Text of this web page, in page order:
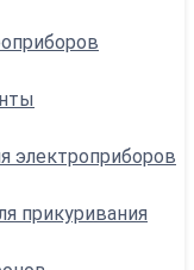
электроприборов
прикуривания